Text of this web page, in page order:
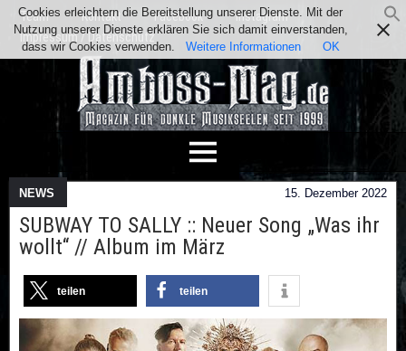
Team Kontakt Facebook
Instagram
Impressum / Datenschutz
NEWS 15. Dezember 2022
SUBWAY TO SALLY :: Neuer Song „Was ihr
wollt“ // Album im März
teilen teilen
Cookies erleichtern die Bereitstellung unserer Dienste. Mit der
Nutzung unserer Dienste erklären Sie sich damit einverstanden,
dass wir Cookies verwenden.
Weitere Informationen OK